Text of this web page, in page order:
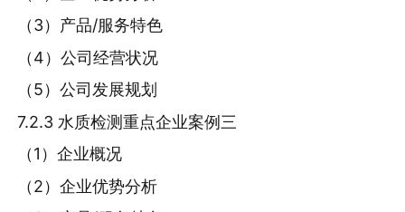
（3）产品/服务特色
（4）公司经营状况
（5）公司发展规划
7.2.3 水质检测重点企业案例三
（1）企业概况
（2）企业优势分析